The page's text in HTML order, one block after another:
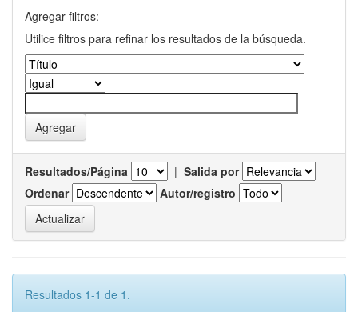
Agregar filtros:
Utilice filtros para refinar los resultados de la búsqueda.
Resultados/Página | Salida por
Ordenar
Autor/registro
Resultados 1-1 de 1.